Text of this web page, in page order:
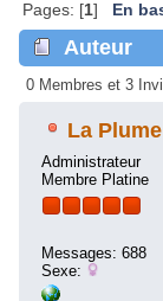
Pages: [1] En
Auteur
Taurnada
0 Membres et 3
La
Administrateur
Membre Platine
Messages: 688
Sexe: